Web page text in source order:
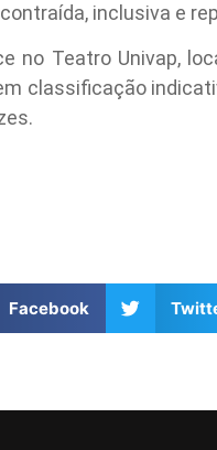
inclusiva e
no Teatro Univap,
classificação
Facebook